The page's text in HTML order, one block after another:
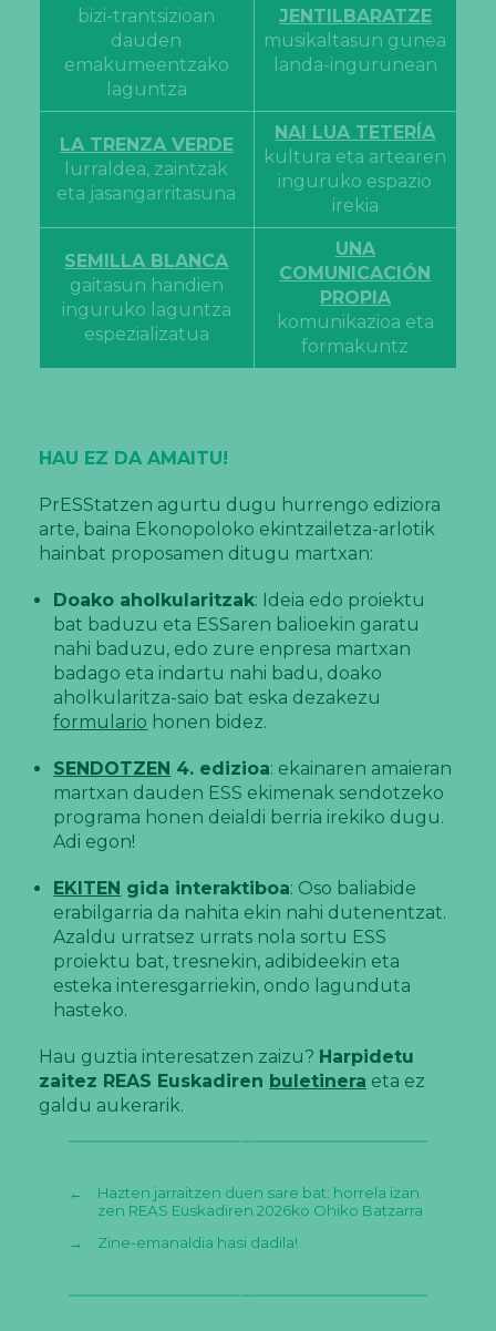
bizi-trantsizioan
dauden
emakumeentzako
laguntza
JENTILBARATZE
musikaltasun gunea
landa-ingurunean
LA TRENZA VERDE
lurraldea, zaintzak
eta jasangarritasuna
NAI LUA TETERÍA
kultura eta artearen
inguruko espazio
irekia
SEMILLA BLANCA
gaitasun handien
inguruko laguntza
espezializatua
UNA
COMUNICACIÓN
PROPIA
komunikazioa eta
formakuntz
HAU EZ DA AMAITU!
PrESStatzen agurtu dugu hurrengo ediziora
arte, baina Ekonopoloko ekintzailetza-arlotik
hainbat proposamen ditugu martxan:
Doako aholkularitzak: Ideia edo proiektu
bat baduzu eta ESSaren balioekin garatu
nahi baduzu, edo zure enpresa martxan
badago eta indartu nahi badu, doako
aholkularitza-saio bat eska dezakezu
formulario honen bidez.
SENDOTZEN 4. edizioa: ekainaren amaieran
martxan dauden ESS ekimenak sendotzeko
programa honen deialdi berria irekiko dugu.
Adi egon!
EKITEN gida interaktiboa: Oso baliabide
erabilgarria da nahita ekin nahi dutenentzat.
Azaldu urratsez urrats nola sortu ESS
proiektu bat, tresnekin, adibideekin eta
esteka interesgarriekin, ondo lagunduta
hasteko.
Hau guztia interesatzen zaizu? Harpidetu
zaitez REAS Euskadiren buletinera eta ez
galdu aukerarik.
←
Hazten jarraitzen duen sare bat: horrela izan
zen REAS Euskadiren 2026ko Ohiko Batzarra
→
Zine-emanaldia hasi dadila!